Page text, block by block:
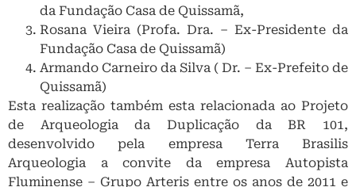
da Fundação Casa de Quissamã,
Rosana Vieira (Profa. Dra. – Ex-Presidente da
Fundação Casa de Quissamã)
Armando Carneiro da Silva ( Dr. – Ex-Prefeito de
Quissamã)
Esta realização também esta relacionada ao Projeto
de Arqueologia da Duplicação da BR 101,
desenvolvido pela empresa Terra Brasilis
Arqueologia a convite da empresa Autopista
Fluminense – Grupo Arteris entre os anos de 2011 e